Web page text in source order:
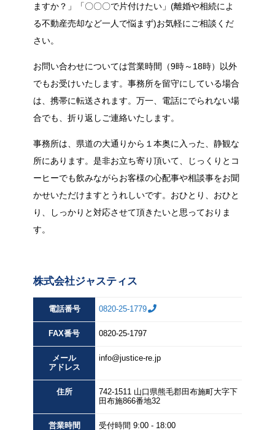
ますか？」「〇〇〇で片付けたい」(離婚や相続によ
る不動産売却など一人で悩まず)お気軽にご相談くだ
さい。
お問い合わせについては営業時間（9時～18時）以外
でもお受けいたします。事務所を留守にしている場合
は、携帯に転送されます。万一、電話にでられない場
合でも、折り返しご連絡いたします。
事務所は、県道の大通りから１本奥に入った、静観な
所にあります。是非お立ち寄り頂いて、じっくりとコ
ーヒーでも飲みながらお客様の心配事や相談事をお聞
かせいただけますとうれしいです。おひとり、おひと
り、しっかりと対応させて頂きたいと思っておりま
す。
株式会社ジャスティス
電話番号 0820-25-1779
FAX番号 0820-25-1797
メール
アドレス
info@justice-re.jp
住所 742-1511 山口県熊毛郡田布施町大字下
田布施866番地32
営業時間 受付時間 9:00 - 18:00